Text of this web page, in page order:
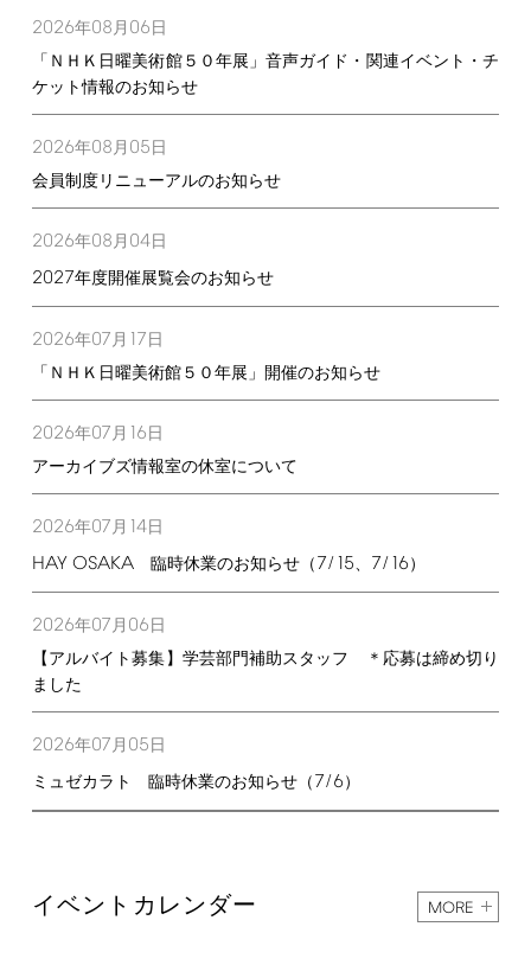
2026年08月 06日
「ＮＨＫ日曜美術館５０年展」音声ガイド・関連イベント・チ
ケット情報のお知らせ
2026年08月 05日
会員制度リニューアルのお知らせ
2026年08月 04日
2027年度開催展覧会のお知らせ
2026年07月 17日
「ＮＨＫ日曜美術館５０年展」開催のお知らせ
2026年07月 16日
アーカイブズ情報室の休室について
2026年07月 14日
HAY OSAKA臨時休業のお知らせ（7/15、 7/16）
2026年07月 06日
【アルバイト募集】学芸部門補助スタッフ ＊応募は締め切り
ました
2026年07月 05日
ミュゼカラト 臨時休業のお知らせ（7/6）
イベントカレンダー MORE